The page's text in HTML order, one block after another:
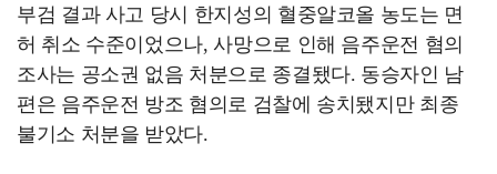
부검 결과 사고 당시 한지성의 혈중알코올 농도는 면
허 취소 수준이었으나, 사망으로 인해 음주운전 혐의
조사는 공소권 없음 처분으로 종결됐다. 동승자인 남
편은 음주운전 방조 혐의로 검찰에 송치됐지만 최종
불기소 처분을 받았다.